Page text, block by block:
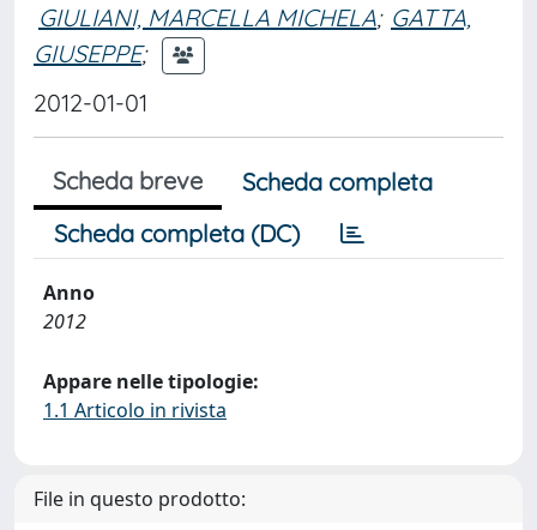
GIULIANI, MARCELLA MICHELA; GATTA,
GIUSEPPE;
2012-01-01
Scheda breve
Scheda completa
Scheda completa (DC)
Anno
2012
Appare nelle tipologie:
1.1 Articolo in rivista
File in questo prodotto: